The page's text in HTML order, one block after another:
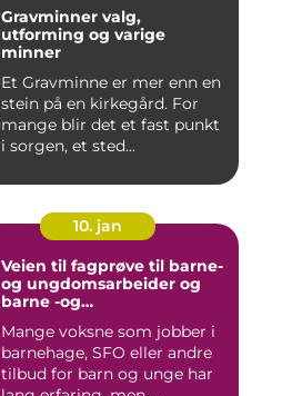
Gravminner valg,
utforming og varige
minner
Et Gravminne er mer enn en
stein på en kirkegård. For
mange blir det et fast punkt
i sorgen, et sted...
10. jan
Veien til fagprøve til barne-
og ungdomsarbeider og
barne -og
Mange voksne som jobber i
barnehage, SFO eller andre
tilbud for barn og unge har